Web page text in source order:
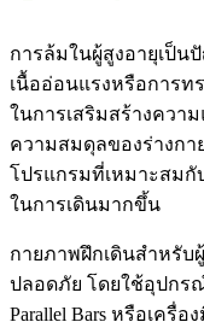
การล้มในผู้สูงอายุเป็น
เนื้ออ่อนแรงหรือการ
ในการเสริมสร้างควา
ความสมดุลของร่างก
โปรแกรมที่เหมาะสมกั
ในการเดินมากขึ้น
กายภาพฝึกเดินสำหรับ
ปลอดภัย โดยใช้อุปกร
Parallel Bars หรือเครื่